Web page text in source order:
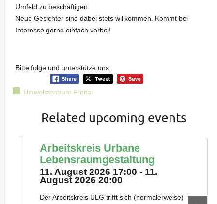
Umfeld zu beschäftigen.
Neue Gesichter sind dabei stets willkommen. Kommt bei
Interesse gerne einfach vorbei!
Bitte folge und unterstütze uns:
Umweltzentrum Freital
Related upcoming events
Arbeitskreis Urbane
Lebensraumgestaltung
11. August 2026 17:00 - 11.
August 2026 20:00
Der Arbeitskreis ULG trifft sich (normalerweise)